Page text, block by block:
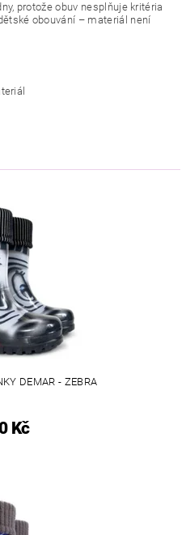
protože obuv nesplňuje kritéria
obouvání – materiál není
DEMAR - ZEBRA
Kč